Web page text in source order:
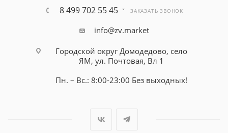
8 499 702 55 45 ЗАКАЗАТЬ ЗВОНОК
info@zv.market
Городской округ Домодедово, село
ЯМ, ул. Почтовая, Вл 1
Пн. – Вс.: 8:00-23:00 Без выходных!